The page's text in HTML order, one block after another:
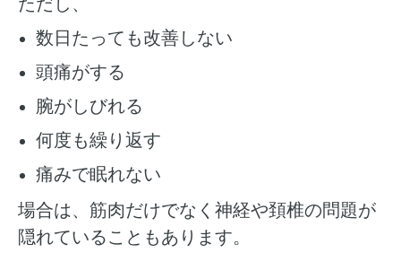
数日たっても改善しない
頭痛がする
腕がしびれる
何度も繰り返す
痛みで眠れない
場合は、筋肉だけでなく神経や頚椎の問題が
隠れていることもあります。